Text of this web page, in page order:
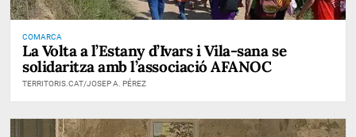
COMARCA
La Volta a l’Estany d’Ivars i Vila-sana se
solidaritza amb l’associació AFANOC
TERRITORIS.CAT/JOSEP A. PÉREZ